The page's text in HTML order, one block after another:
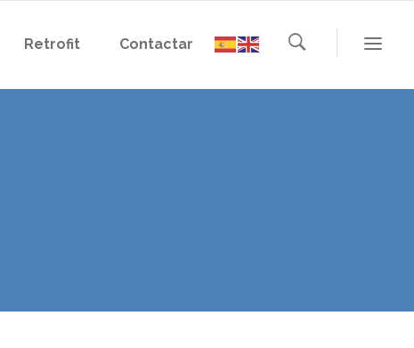
Retrofit Contactar